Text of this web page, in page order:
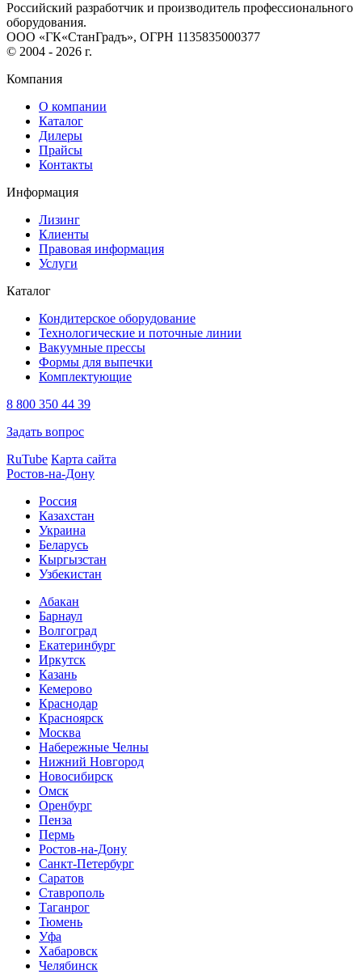
Российский разработчик и производитель профессионального
оборудования.
ООО «ГК«СтанГрадъ», ОГРН 1135835000377
© 2004 - 2026 г.
Компания
О компании
Каталог
Дилеры
Прайсы
Контакты
Информация
Лизинг
Клиенты
Правовая информация
Услуги
Каталог
Кондитерское оборудование
Технологические и поточные линии
Вакуумные прессы
Формы для выпечки
Комплектующие
8 800 350 44 39
Задать вопрос
RuTube Карта сайта
Ростов-на-Дону
Россия
Казахстан
Украина
Беларусь
Кыргызстан
Узбекистан
Абакан
Барнаул
Волгоград
Екатеринбург
Иркутск
Казань
Кемерово
Краснодар
Красноярск
Москва
Набережные Челны
Нижний Новгород
Новосибирск
Омск
Оренбург
Пенза
Пермь
Ростов-на-Дону
Санкт-Петербург
Саратов
Ставрополь
Таганрог
Тюмень
Уфа
Хабаровск
Челябинск